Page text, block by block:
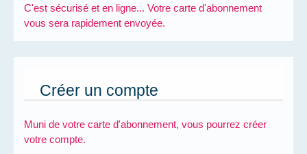
C'est sécurisé et en ligne... Votre carte d'abonnement
vous sera rapidement envoyée.
Créer un compte
Muni de votre carte d'abonnement, vous pourrez créer
votre compte.